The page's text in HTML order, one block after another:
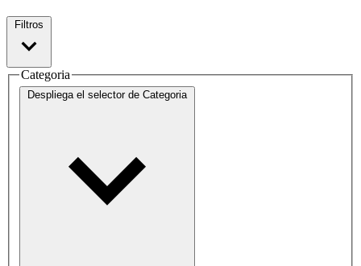
Filtros
Categoria
Despliega el selector de Categoria